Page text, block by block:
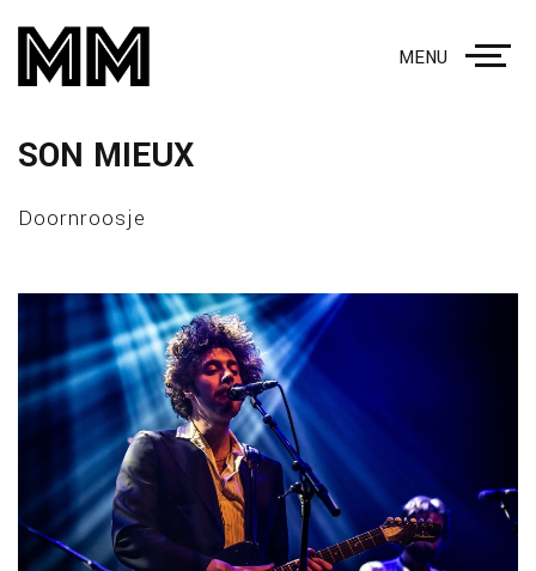
MENU
SON MIEUX
Doornroosje